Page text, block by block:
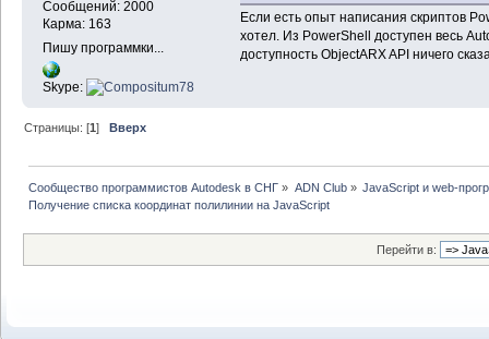
Сообщений: 2000
Карма: 163
Пишу программки...
Skype:
Если есть опыт написания скриптов
хотел. Из PowerShell доступен весь
доступность ObjectARX API ничего
Страницы: [1]Вверх
Сообщество программистов Autodesk в СНГ » ADN Club» JavaScript и web-
Получение списка координат полилинии на JavaScript
Перейти в: